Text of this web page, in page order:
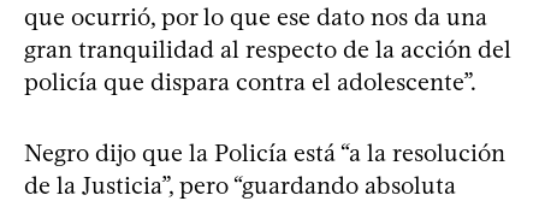
que ocurrió, por lo que ese dato nos da una
gran tranquilidad al respecto de la acción del
policía que dispara contra el adolescente”.
Negro dijo que la Policía está “a la resolución
de la Justicia”, pero “guardando absoluta